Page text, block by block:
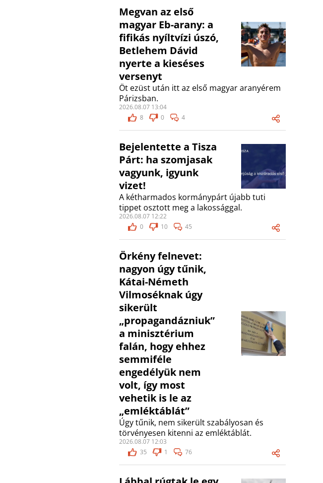
Megvan az első
magyar Eb-arany: a
fifikás nyíltvízi úszó,
Betlehem Dávid
nyerte a kieséses
versenyt
Öt ezüst után itt az első magyar aranyérem
Párizsban.
2026.08.07 13:04
8
0 4
Bejelentette a Tisza
Párt: ha szomjasak
vagyunk, igyunk
vizet!
A kétharmados kormánypárt újabb tuti
tippet osztott meg a lakossággal.
2026.08.07 12:22
0
10 45
Örkény felnevet:
nagyon úgy tűnik,
Kátai-Németh
Vilmoséknak úgy
sikerült
„propagandázniuk”
a minisztérium
falán, hogy ehhez
semmiféle
engedélyük nem
volt, így most
vehetik is le az
„emléktáblát”
Úgy tűnik, nem sikerült szabályosan és
törvényesen kitenni az emléktáblát.
2026.08.07 12:03
35
1 76